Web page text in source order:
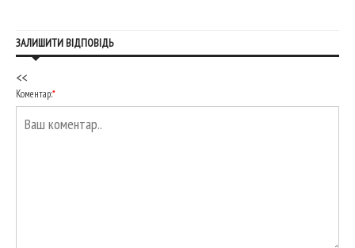
ЗАЛИШИТИ ВІДПОВІДЬ
<<
Коментар:*